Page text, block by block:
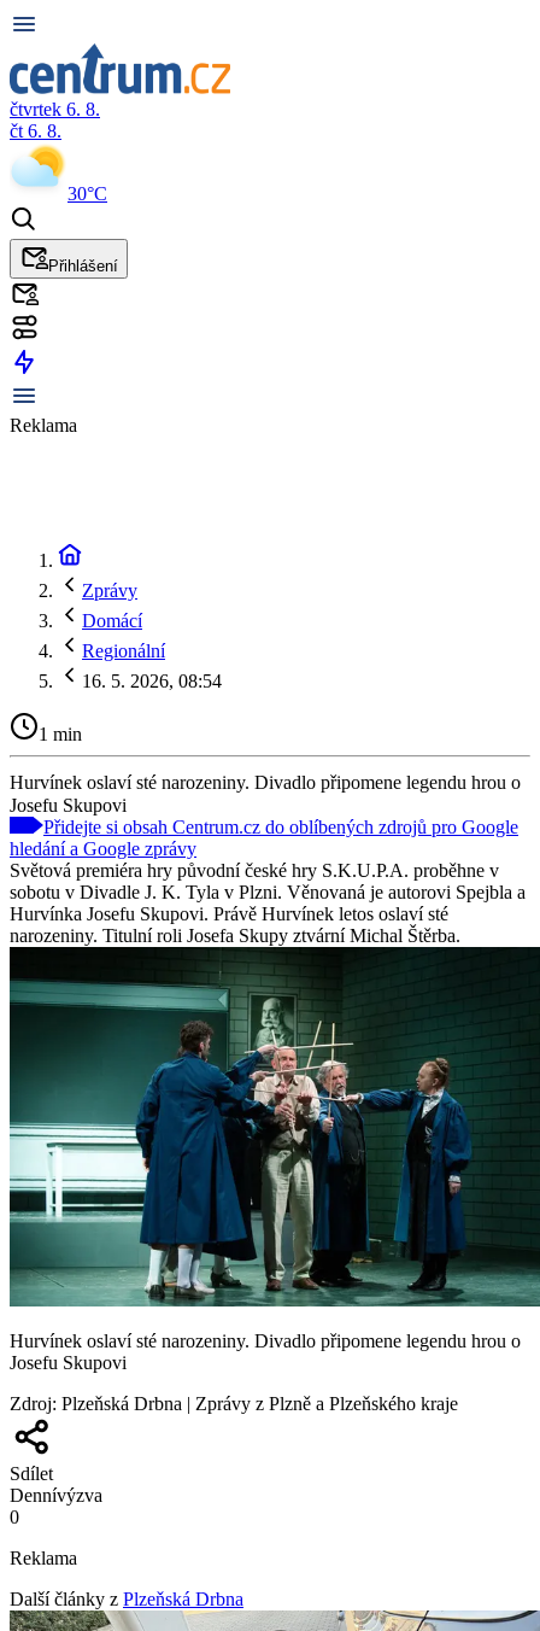
čtvrtek 6. 8.
čt 6. 8.
30°C
Přihlášení
Reklama
Zprávy
Domácí
Regionální
16. 5. 2026, 08:54
1 min
Hurvínek oslaví sté narozeniny. Divadlo připomene legendu hrou o
Josefu Skupovi
Přidejte si obsah Centrum.cz do oblíbených zdrojů pro Google
hledání a Google zprávy
Světová premiéra hry původní české hry S.K.U.P.A. proběhne v
sobotu v Divadle J. K. Tyla v Plzni. Věnovaná je autorovi Spejbla a
Hurvínka Josefu Skupovi. Právě Hurvínek letos oslaví sté
narozeniny. Titulní roli Josefa Skupy ztvární Michal Štěrba.
Hurvínek oslaví sté narozeniny. Divadlo připomene legendu hrou o
Josefu Skupovi
Zdroj: Plzeňská Drbna | Zprávy z Plzně a Plzeňského kraje
Sdílet
Dennívýzva
0
Reklama
Další články z Plzeňská Drbna